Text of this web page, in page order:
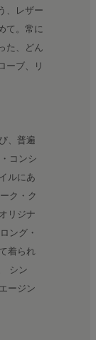
、レザー
て。常に
た、どん
ーブ、リ
、普遍
コンシ
ルにあ
ク・ク
リジナ
ング・
着られ
シン
ージン